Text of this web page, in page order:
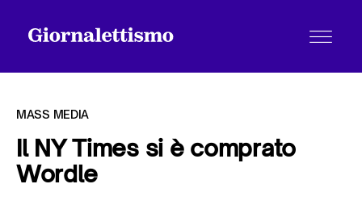
Tutti gli articoli
MASS MEDIA
Il NY Times si è comprato
Wordle